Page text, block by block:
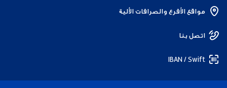
مواقع الأفرع والصرافات الألية
اتصل بنا
IBAN / Swift